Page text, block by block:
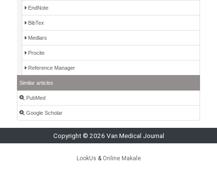
EndNote
BibTex
Medlars
Procite
Reference Manager
Similar articles
PubMed
Google Scholar
Copyright © 2026 Van Medical Journal
LookUs & Online Makale